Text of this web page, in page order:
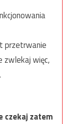
przetrwanie
zwlekaj więc,
czekaj zatem